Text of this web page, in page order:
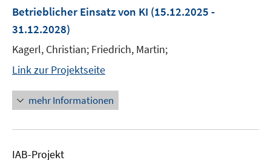
Betrieblicher Einsatz von KI (15.12.2025 -
31.12.2028)
Kagerl, Christian; Friedrich, Martin;
Link zur Projektseite
mehr Informationen
IAB-Projekt